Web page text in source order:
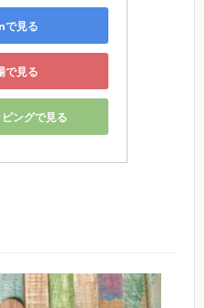
で見る
で見る
ングで見る